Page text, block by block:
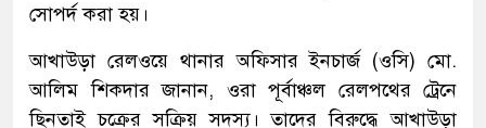
সোপর্দ করা হয়।
আখাউড়া রেলওয়ে থানার অফিসার ইনচার্জ (ওসি) মো.
আলিম শিকদার জানান, ওরা পূর্বাঞ্চল রেলপথের ট্রেনে
ছিনতাই চক্রের সক্রিয় সদস্য। তাদের বিরুদ্ধে আখাউড়া